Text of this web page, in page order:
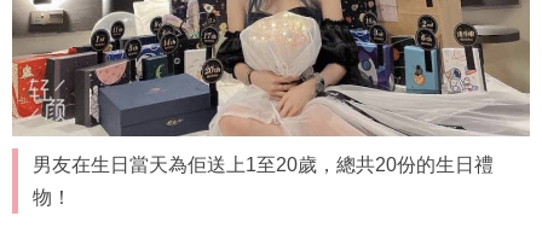
男友在生日當天為佢送上1至20歲，總共20份的生日禮
物！